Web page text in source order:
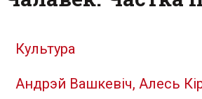
Культура
Андрэй Вашкевіч, Алесь